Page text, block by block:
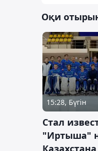
Оқи
15:28, Бүгін
Стал
"Иртыша"